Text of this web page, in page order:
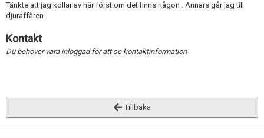
Tänkte att jag kollar av här först om det finns någon . Annars går jag till
djuraffären .
Kontakt
Du behöver vara inloggad för att se kontaktinformation
Tillbaka